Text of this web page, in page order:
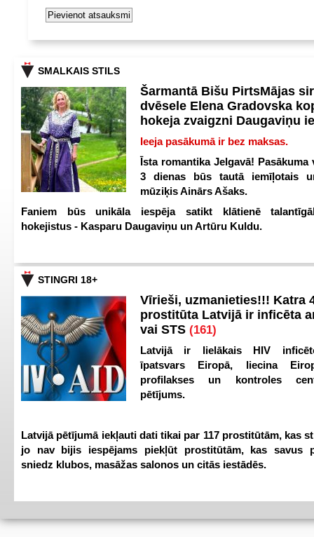
SMALKAIS STILS
Šarmantā Bišu PirtsMājas
dvēsele Elena Gradovska
hokeja zvaigzni Daugaviņu
Ieeja pasākumā ir bez maksas.
Īsta romantika Jelgavā! Pasākuma
3 dienas būs tautā iemīļotais
mūziķis Ainārs Ašaks.
Faniem būs unikāla iespēja satikt klātienē
hokejistus - Kasparu Daugaviņu un Artūru Kuldu.
STINGRI 18+
Vīrieši, uzmanieties!!! Katra
prostitūta Latvijā ir inficēta
vai STS (161)
Latvijā ir lielākais HIV
īpatsvars Eiropā, liecina
profilakses un kontroles
pētījums.
Latvijā pētījumā iekļauti dati tikai par 117 prostitūtām, kas
jo nav bijis iespējams piekļūt prostitūtām, kas savus
sniedz klubos, masāžas salonos un citās iestādēs.